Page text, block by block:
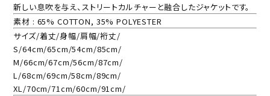
新しい息吹を与え、ストリートカルチャーと融合したジャケットです。
素材 : 65% COTTON, 35% POLYESTER
サイズ/着丈/身幅/肩幅/裄丈/
S/64cm/65cm/54cm/85cm/
M/66cm/67cm/56cm/87cm/
L/68cm/69cm/58cm/89cm/
XL/70cm/71cm/60cm/91cm/